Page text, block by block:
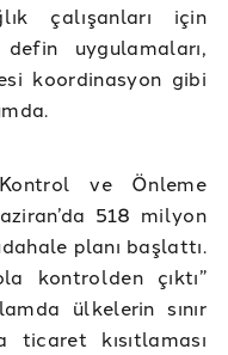
çalışanları için
uygulamaları,
koordinasyon gibi
ve Önleme
518 milyon
planı başlattı.
kontrolden çıktı”
ülkelerin sınır
ticaret kısıtlaması